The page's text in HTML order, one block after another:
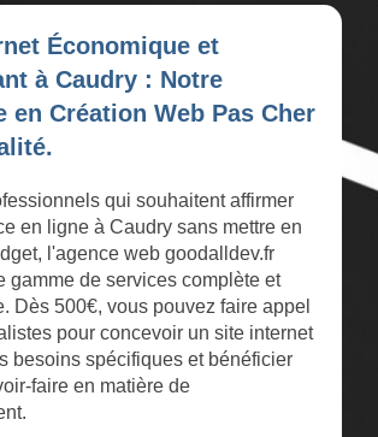
Économique et
à Caudry : Notre
en Création Web Pas Cher
qui souhaitent affirmer
en ligne à Caudry sans mettre en
l'agence web goodalldev.fr
gamme de services complète et
Dès 500€, vous pouvez faire appel
pour concevoir un site internet
besoins spécifiques et bénéficier
faire en matière de